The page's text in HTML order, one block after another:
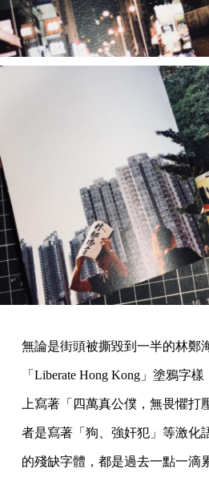
無論是街頭被撕毀到一半的林鄭
「Liberate Hong Kong」塗鴉字
上寫著「四萬真公僕，無畏懼打
者是寫著「狗、強奸犯」等激化
的殘缺字體，都是過去一點一滴